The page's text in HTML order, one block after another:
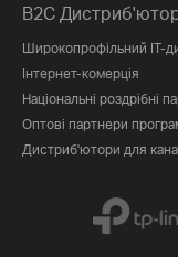
B2C
Широкопрофільний IT-
Інтернет-комерція
Національні роздрібні
Оптові партнери
Дистриб'ютори для